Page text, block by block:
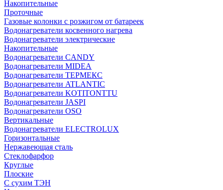
Накопительные
Проточные
Газовые колонки с розжигом от батареек
Водонагреватели косвенного нагрева
Водонагреватели электрические
Накопительные
Водонагреватели CANDY
Водонагреватели MIDEA
Водонагреватели ТЕРМЕКС
Водонагреватели ATLANTIC
Водонагреватели KOTITONTTU
Водонагреватели JASPI
Водонагреватели OSO
Вертикальные
Водонагреватели ELECTROLUX
Горизонтальные
Нержавеющая сталь
Стеклофарфор
Круглые
Плоские
С сухим ТЭН